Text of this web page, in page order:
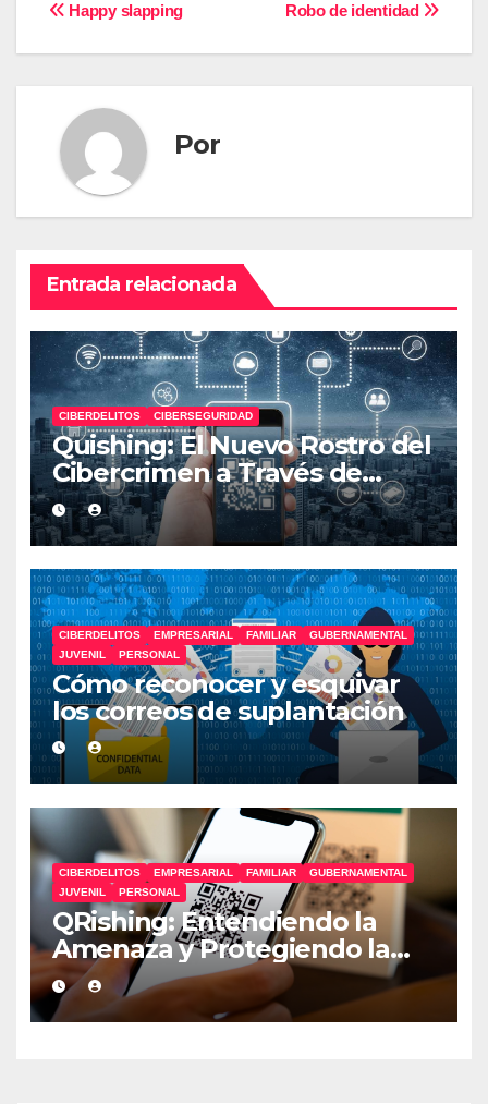
Navegación
de
entradas
Robo de identidad
Happy slapping
Por
Entrada relacionada
CIBERDELITOS CIBERSEGURIDAD
Quishing: El Nuevo Rostro del
Cibercrimen a Través de
Códigos QR
CIBERDELITOS EMPRESARIAL FAMILIAR
GUBERNAMENTAL
JUVENIL
PERSONAL
Cómo reconocer y esquivar
los correos de suplantación
CIBERDELITOS EMPRESARIAL FAMILIAR
GUBERNAMENTAL
JUVENIL
PERSONAL
QRishing: Entendiendo la
Amenaza y Protegiendo la
Identidad Digital